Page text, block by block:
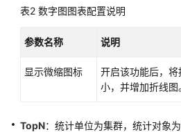
坡
域）
API
隆
表2 数字图图表配置说明
参数名称 说明
显示微缩图标
开启该功能后，
小，并增加折线图
TopN：统计单位为集群，统计对象